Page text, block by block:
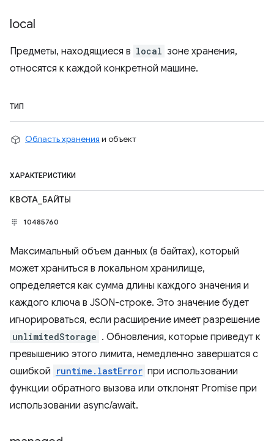
local
Предметы, находящиеся в local зоне хранения,
относятся к каждой конкретной машине.
ТИП
Область хранения и объект
ХАРАКТЕРИСТИКИ
КВОТА_БАЙТЫ
10485760
Максимальный объем данных (в байтах), который
может храниться в локальном хранилище,
определяется как сумма длины каждого значения и
каждого ключа в JSON-строке. Это значение будет
игнорироваться, если расширение имеет разрешение
unlimitedStorage . Обновления, которые приведут к
превышению этого лимита, немедленно завершатся с
ошибкой runtime.lastError при использовании
функции обратного вызова или отклонят Promise при
использовании async/await.